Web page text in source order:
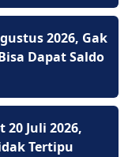
2026, Gak
Dapat Saldo
20 Juli 2026,
Tertipu